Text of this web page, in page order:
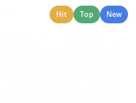
Hit Top New